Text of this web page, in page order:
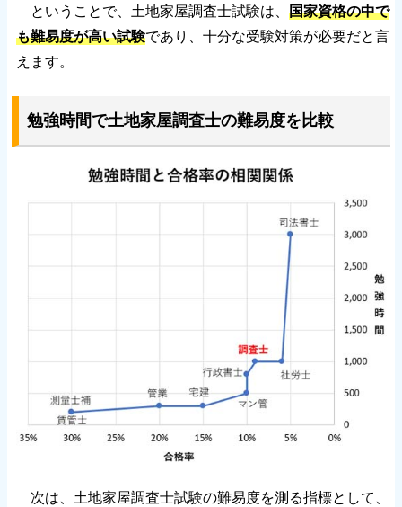
ということで、土地家屋調査士試験は、 国家資格の中で
も難易度が高い試験であり、十分な受験対策が必要だと言
えます。
勉強時間で土地家屋調査士の難易度を比較
次は、土地家屋調査士試験の難易度を測る指標として、